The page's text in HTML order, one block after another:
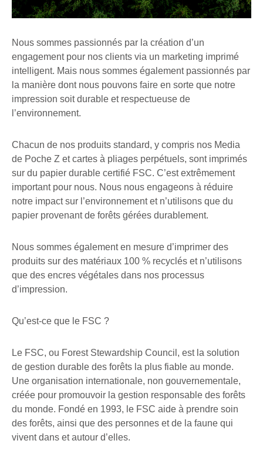
Nous sommes passionnés par la création d’un
engagement pour nos clients via un marketing imprimé
intelligent. Mais nous sommes également passionnés par
la manière dont nous pouvons faire en sorte que notre
impression soit durable et respectueuse de
l’environnement.
Chacun de nos produits standard, y compris nos Media
de Poche Z et cartes à pliages perpétuels, sont imprimés
sur du papier durable certifié FSC. C’est extrêmement
important pour nous. Nous nous engageons à réduire
notre impact sur l’environnement et n’utilisons que du
papier provenant de forêts gérées durablement.
Nous sommes également en mesure d’imprimer des
produits sur des matériaux 100 % recyclés et n’utilisons
que des encres végétales dans nos processus
d’impression.
Qu’est-ce que le FSC ?
Le FSC, ou Forest Stewardship Council, est la solution
de gestion durable des forêts la plus fiable au monde.
Une organisation internationale, non gouvernementale,
créée pour promouvoir la gestion responsable des forêts
du monde. Fondé en 1993, le FSC aide à prendre soin
des forêts, ainsi que des personnes et de la faune qui
vivent dans et autour d’elles.